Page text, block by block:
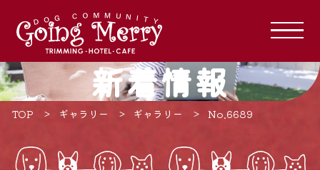
新着情報
TOP ギャラリー ギャラリー No.6689